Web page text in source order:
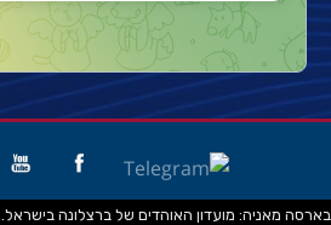
בארסה מאניה: מועדון האוהדים של ברצלונה בישראל. 1999-2026. כל הזכויות שמורות